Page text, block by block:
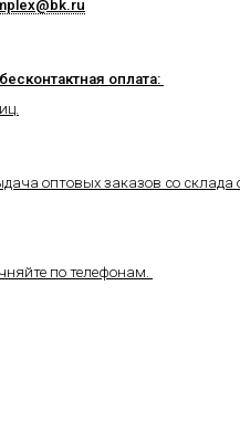
оплата:
оптовых заказов со склада
по телефонам.